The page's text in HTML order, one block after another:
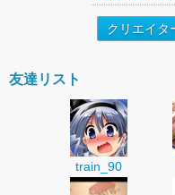
クリエイタ
友達リスト
train_90